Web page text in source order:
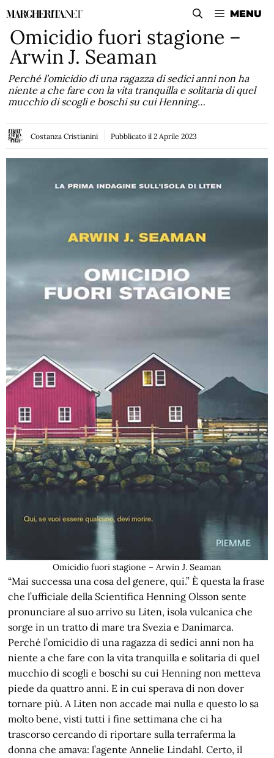
Vai
contenuto
MENU
Omicidio fuori stagione –
Arwin J. Seaman
Perché l’omicidio di una ragazza di sedici anni non ha
niente a che fare con la vita tranquilla e solitaria di quel
mucchio di scogli e boschi su cui Henning…
Costanza Cristianini Pubblicato il 2 Aprile 2023
Omicidio fuori stagione – Arwin J. Seaman
“Mai successa una cosa del genere, qui.” È questa la frase
che l’ufficiale della Scientifica Henning Olsson sente
pronunciare al suo arrivo su Liten, isola vulcanica che
sorge in un tratto di mare tra Svezia e Danimarca.
Perché l’omicidio di una ragazza di sedici anni non ha
niente a che fare con la vita tranquilla e solitaria di quel
mucchio di scogli e boschi su cui Henning non metteva
piede da quattro anni. E in cui sperava di non dover
tornare più. A Liten non accade mai nulla e questo lo sa
molto bene, visti tutti i fine settimana che ci ha
trascorso cercando di riportare sulla terraferma la
donna che amava: l’agente Annelie Lindahl. Certo, il